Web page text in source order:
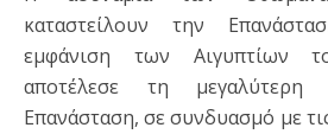
καταστείλουν την
εμφάνιση των Αιγυπτίων
αποτέλεσε τη
Επανάσταση, σε συνδυασμό με